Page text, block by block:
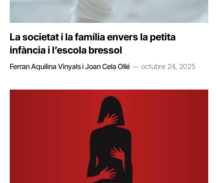
La societat i la família envers la petita
infància i l’escola bressol
Ferran Aquilina Vinyals i Joan Cela Ollé octubre 24, 2025